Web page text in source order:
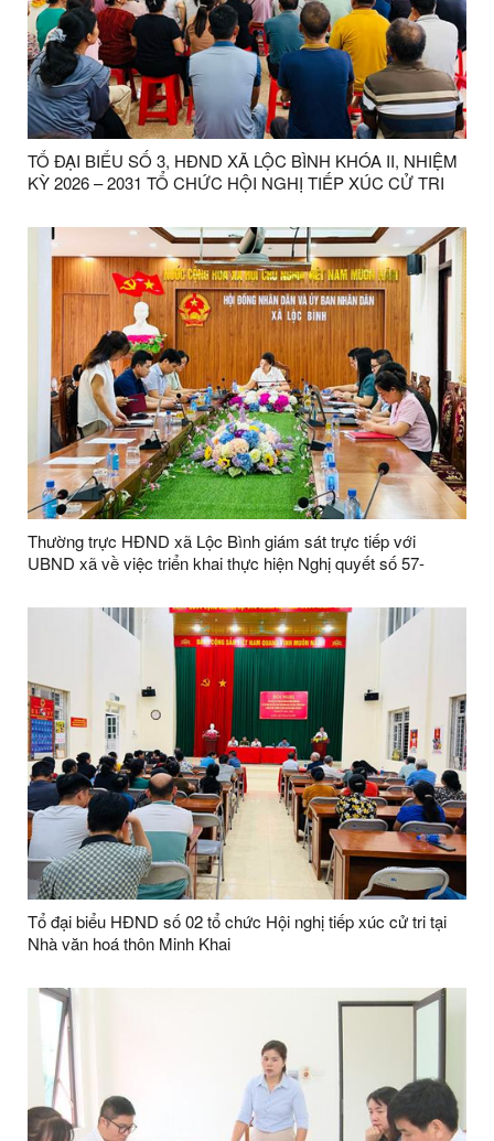
TỔ ĐẠI BIỂU SỐ 3, HĐND XÃ LỘC BÌNH KHÓA II, NHIỆM
KỲ 2026 – 2031 TỔ CHỨC HỘI NGHỊ TIẾP XÚC CỬ TRI
Thường trực HĐND xã Lộc Bình giám sát trực tiếp với
UBND xã về việc triển khai thực hiện Nghị quyết số 57-
Tổ đại biểu HĐND số 02 tổ chức Hội nghị tiếp xúc cử tri tại
Nhà văn hoá thôn Minh Khai